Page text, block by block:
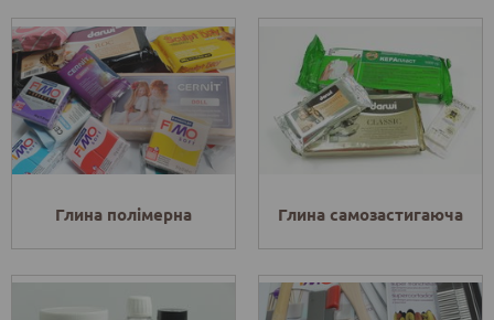
Глина полімерна Глина самозастигаюча